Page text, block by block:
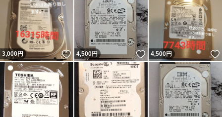
3,000円 いいね！
4,500円 いいね！
4,500円